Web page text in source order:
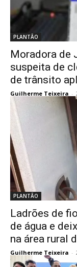
PLANTÃO
Moradora de
suspeita de
de trânsito
Guilherme Teixeira -
PLANTÃO
Ladrões de
de água e
na área rural
Guilherme Teixeira -